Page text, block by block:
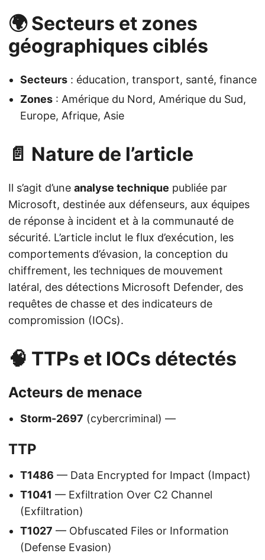
🌍 Secteurs et zones
géographiques ciblés
Secteurs : éducation, transport, santé, finance
Zones : Amérique du Nord, Amérique du Sud,
Europe, Afrique, Asie
📄 Nature de l’article
Il s’agit d’une analyse technique publiée par
Microsoft, destinée aux défenseurs, aux équipes
de réponse à incident et à la communauté de
sécurité. L’article inclut le flux d’exécution, les
comportements d’évasion, la conception du
chiffrement, les techniques de mouvement
latéral, des détections Microsoft Defender, des
requêtes de chasse et des indicateurs de
compromission (IOCs).
🧠 TTPs et IOCs détectés
Acteurs de menace
Storm-2697 (cybercriminal) —
TTP
T1486 — Data Encrypted for Impact (Impact)
T1041 — Exfiltration Over C2 Channel
(Exfiltration)
T1027 — Obfuscated Files or Information
(Defense Evasion)